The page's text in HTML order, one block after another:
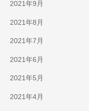
2021年9月
2021年8月
2021年7月
2021年6月
2021年5月
2021年4月